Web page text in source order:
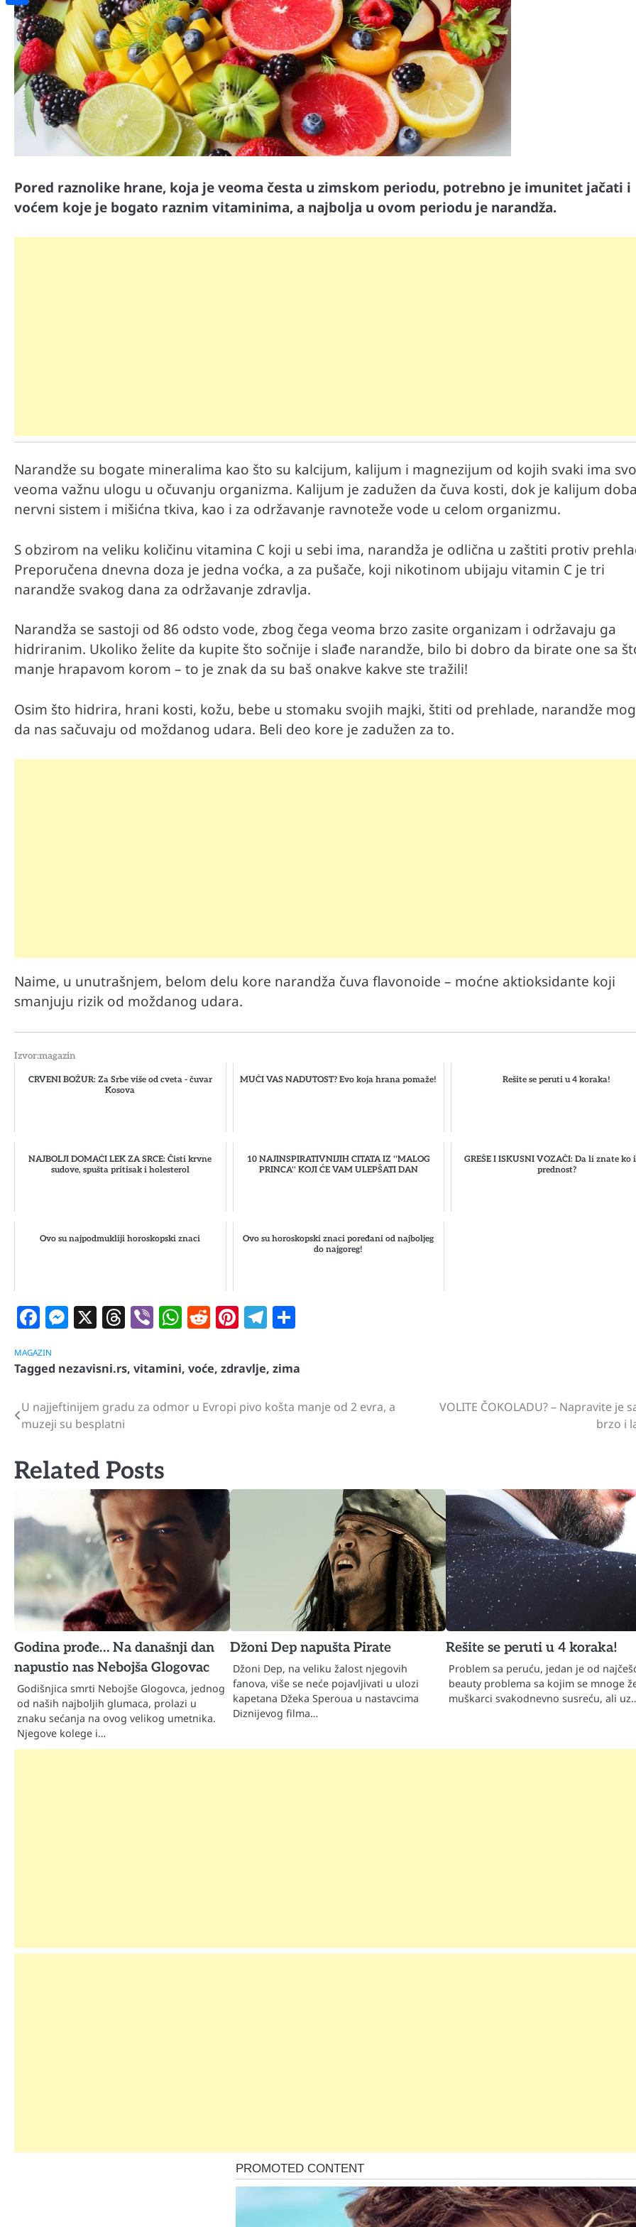
Pored raznolike hrane, koja je veoma česta u zimskom periodu, potrebno je imunitet jačati i
voćem koje je bogato raznim vitaminima, a najbolja u ovom periodu je narandža.
Narandže su bogate mineralima kao što su kalcijum, kalijum i magnezijum od kojih svaki ima
veoma važnu ulogu u očuvanju organizma. Kalijum je zadužen da čuva kosti, dok je kalijum
nervni sistem i mišićna tkiva, kao i za održavanje ravnoteže vode u celom organizmu.
S obzirom na veliku količinu vitamina C koji u sebi ima, narandža je odlična u zaštiti protiv
Preporučena dnevna doza je jedna voćka, a za pušače, koji nikotinom ubijaju vitamin C je tri
narandže svakog dana za održavanje zdravlja.
Narandža se sastoji od 86 odsto vode, zbog čega veoma brzo zasite organizam i održavaju ga
hidriranim. Ukoliko želite da kupite što sočnije i slađe narandže, bilo bi dobro da birate one sa
manje hrapavom korom – to je znak da su baš onakve kakve ste tražili!
Osim što hidrira, hrani kosti, kožu, bebe u stomaku svojih majki, štiti od prehlade, narandže
da nas sačuvaju od moždanog udara. Beli deo kore je zadužen za to.
Naime, u unutrašnjem, belom delu kore narandža čuva flavonoide – moćne aktioksidante koji
smanjuju rizik od moždanog udara.
Izvor:magazin
CRVENI BOŽUR: Za Srbe više od cveta - čuvar
Kosova
MUČI VAS NADUTOST? Evo koja hrana pomaže! Rešite se peruti u 4 koraka!
NAJBOLJI DOMAĆI LEK ZA SRCE: Čisti krvne
sudove, spušta pritisak i holesterol
10 NAJINSPIRATIVNIJIH CITATA IZ ''MALOG
PRINCA'' KOJI ĆE VAM ULEPŠATI DAN
GREŠE I ISKUSNI VOZAČI: Da li znate ko
prednost?
Ovo su najpodmukliji horoskopski znaci
Ovo su horoskopski znaci poređani od najboljeg
do najgoreg!
Facebook
Messenger
X Threads
ViberWhatsApp
Reddit
Pinterest
Telegram
MAGAZIN
Tagged nezavisni.rs, vitamini, voće, zdravlje, zima
Navigacija
članaka
U najjeftinijem gradu za odmor u Evropi pivo košta manje od 2 evra, a
muzeji su besplatni
VOLITE ČOKOLADU? – Napravite je
brzo i
Related Posts
Godina prođe… Na današnji dan
napustio nas Nebojša Glogovac
Godišnjica smrti Nebojše Glogovca, jednog
od naših najboljih glumaca, prolazi u
znaku sećanja na ovog velikog umetnika.
Njegove kolege i…
Džoni Dep napušta Pirate
Džoni Dep, na veliku žalost njegovih
fanova, više se neće pojavljivati u ulozi
kapetana Džeka Speroua u nastavcima
Diznijevog filma…
Rešite se peruti u 4 koraka!
Problem sa peruću, jedan je od
beauty problema sa kojim se mnoge
muškarci svakodnevno susreću, ali
Mr D Fit
Međunarodni dan voća – Jedite prirodne
poslastice, ali umereno!
Mr D Fit
Međunarodni dan voća – Jedite
poslastice, ali umereno!
Share